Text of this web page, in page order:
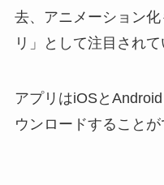
去、アニメーション
リ」として注目されて
アプリはiOSと
ウンロードすることが